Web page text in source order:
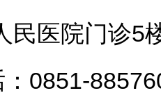
民医院门诊5
0851-